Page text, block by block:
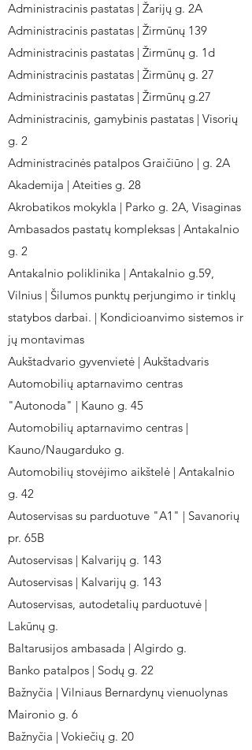
Administracinis pastatas | Žarijų g. 2A
Administracinis pastatas | Žirmūnų 139
Administracinis pastatas | Žirmūnų g. 1d
Administracinis pastatas | Žirmūnų g. 27
Administracinis pastatas | Žirmūnų g.27
Administracinis, gamybinis pastatas | Visorių
g. 2
Administracinės patalpos Graičiūno | g. 2A
Akademija | Ateities g. 28
Akrobatikos mokykla | Parko g. 2A, Visaginas
Ambasados pastatų kompleksas | Antakalnio
g. 2
Antakalnio poliklinika | Antakalnio g.59,
Vilnius | Šilumos punktų perjungimo ir tinklų
statybos darbai. | Kondicioanvimo sistemos ir
jų montavimas
Aukštadvario gyvenvietė | Aukštadvaris
Automobilių aptarnavimo centras
"Autonoda" | Kauno g. 45
Automobilių aptarnavimo centras |
Kauno/Naugarduko g.
Automobilių stovėjimo aikštelė | Antakalnio
g. 42
Autoservisas su parduotuve "A1" | Savanorių
pr. 65B
Autoservisas | Kalvarijų g. 143
Autoservisas | Kalvarijų g. 143
Autoservisas, autodetalių parduotuvė |
Lakūnų g.
Baltarusijos ambasada | Algirdo g.
Banko patalpos | Sodų g. 22
Bažnyčia | Vilniaus Bernardynų vienuolynas
Maironio g. 6
Bažnyčia | Vokiečių g. 20